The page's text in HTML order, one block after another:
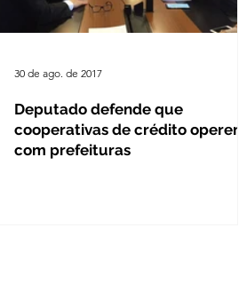
Deputado defende que
cooperativas de crédito operem
com prefeituras
30 de ago. de 2017